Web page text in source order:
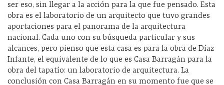
ser eso, sin llegar a la acción para la que fue pensado. Esta
obra es el laboratorio de un arquitecto que tuvo grandes
aportaciones para el panorama de la arquitectura
nacional. Cada uno con su búsqueda particular y sus
alcances, pero pienso que esta casa es para la obra de Díaz
Infante, el equivalente de lo que es Casa Barragán para la
obra del tapatío: un laboratorio de arquitectura. La
conclusión con Casa Barragán en su momento fue que se